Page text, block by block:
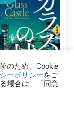
のため、Cookie
ーポリシーをご
場合は、「同意